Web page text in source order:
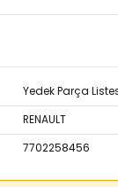
Yedek Parça
RENAULT
7702258456